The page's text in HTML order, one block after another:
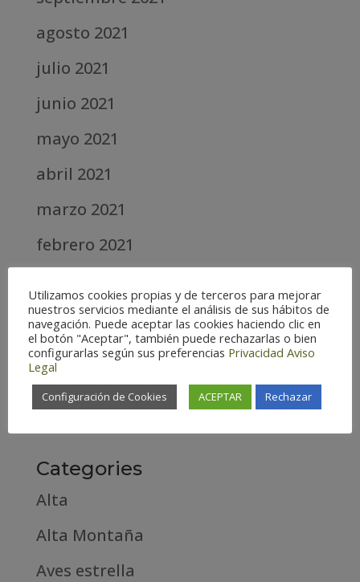
agosto 2021
julio 2021
junio 2021
mayo 2021
abril 2021
marzo 2021
febrero 2021
abril 2020
marzo 2020
febrero 2019
Categories
Alta
Alta Montaña
Aves estrella
Utilizamos cookies propias y de terceros para mejorar
nuestros servicios mediante el análisis de sus hábitos de
navegación. Puede aceptar las cookies haciendo clic en
el botón "Aceptar", también puede rechazarlas o bien
configurarlas según sus preferencias Privacidad Aviso
Legal
Configuración de Cookies ACEPTAR Rechazar